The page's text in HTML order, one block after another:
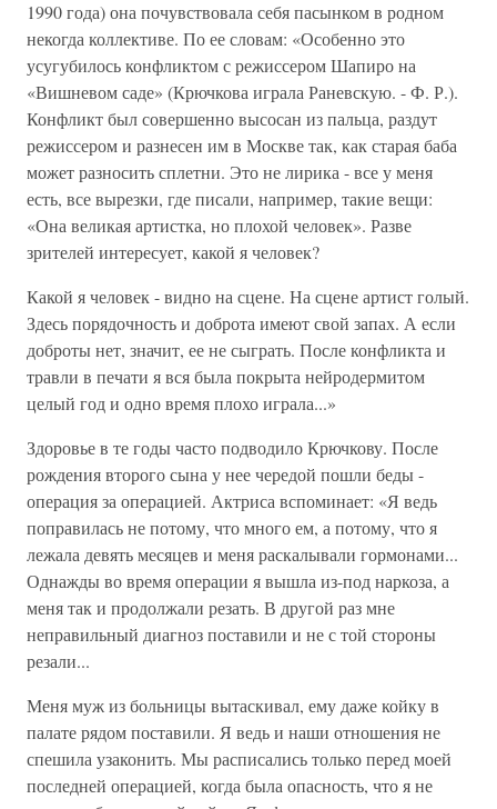
1990 года) она почувствовала себя пасынком в родном
некогда коллективе. По ее словам: «Особенно это
усугубилось конфликтом с режиссером Шапиро на
«Вишневом саде» (Крючкова играла Раневскую. - Ф. Р.).
Конфликт был совершенно высосан из пальца, раздут
режиссером и разнесен им в Москве так, как старая баба
может разносить сплетни. Это не лирика - все у меня
есть, все вырезки, где писали, например, такие вещи:
«Она великая артистка, но плохой человек». Разве
зрителей интересует, какой я человек?
Какой я человек - видно на сцене. На сцене артист голый.
Здесь порядочность и доброта имеют свой запах. А если
доброты нет, значит, ее не сыграть. После конфликта и
травли в печати я вся была покрыта нейродермитом
целый год и одно время плохо играла...»
Здоровье в те годы часто подводило Крючкову. После
рождения второго сына у нее чередой пошли беды -
операция за операцией. Актриса вспоминает: «Я ведь
поправилась не потому, что много ем, а потому, что я
лежала девять месяцев и меня раскалывали гормонами...
Однажды во время операции я вышла из-под наркоза, а
меня так и продолжали резать. В другой раз мне
неправильный диагноз поставили и не с той стороны
резали...
Меня муж из больницы вытаскивал, ему даже койку в
палате рядом поставили. Я ведь и наши отношения не
спешила узаконить. Мы расписались только перед моей
последней операцией, когда была опасность, что я не